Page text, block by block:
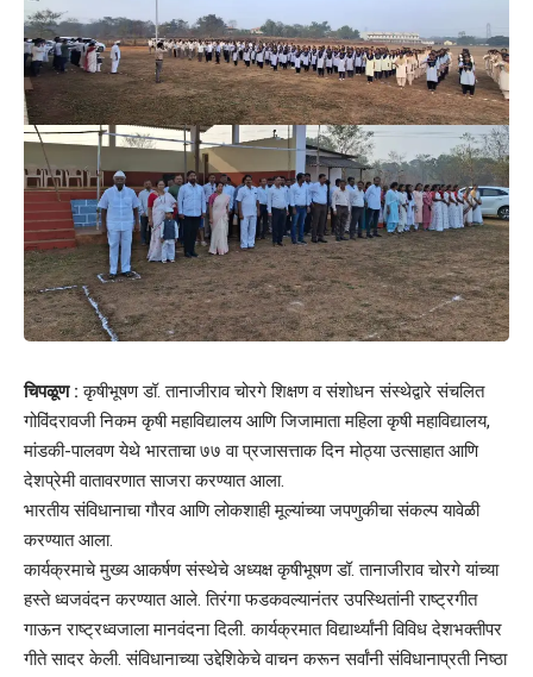
चिपळूण : कृषीभूषण डॉ. तानाजीराव चोरगे शिक्षण व संशोधन संस्थेद्वारे संचलित
गोविंदरावजी निकम कृषी महाविद्यालय आणि जिजामाता महिला कृषी महाविद्यालय,
मांडकी-पालवण येथे भारताचा ७७ वा प्रजासत्ताक दिन मोठ्या उत्साहात आणि
देशप्रेमी वातावरणात साजरा करण्यात आला.
भारतीय संविधानाचा गौरव आणि लोकशाही मूल्यांच्या जपणुकीचा संकल्प यावेळी
करण्यात आला.
कार्यक्रमाचे मुख्य आकर्षण संस्थेचे अध्यक्ष कृषीभूषण डॉ. तानाजीराव चोरगे यांच्या
हस्ते ध्वजवंदन करण्यात आले. तिरंगा फडकवल्यानंतर उपस्थितांनी राष्ट्रगीत
गाऊन राष्ट्रध्वजाला मानवंदना दिली. कार्यक्रमात विद्यार्थ्यांनी विविध देशभक्तीपर
गीते सादर केली. संविधानाच्या उद्देशिकेचे वाचन करून सर्वांनी संविधानाप्रती निष्ठा